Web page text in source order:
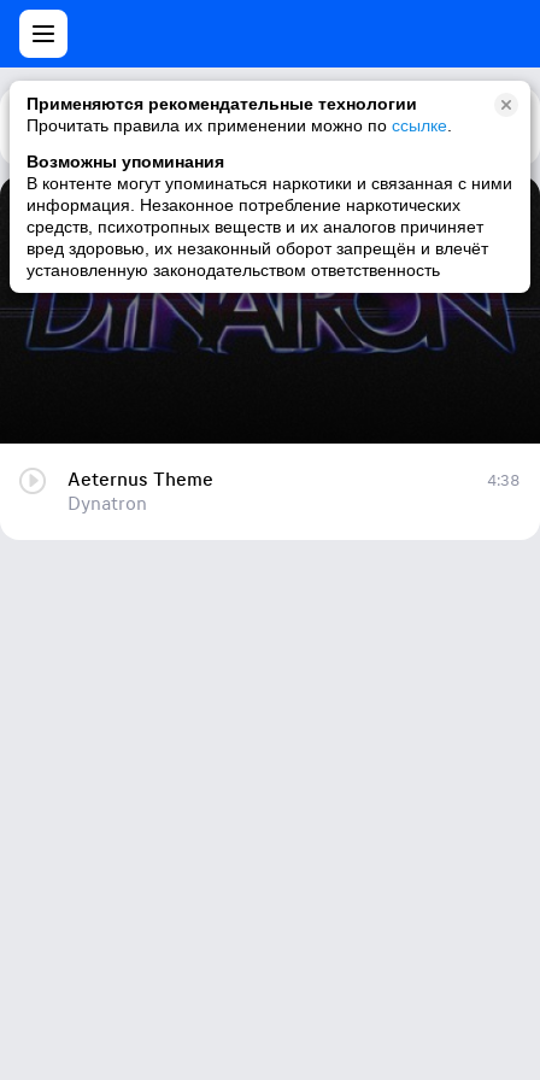
Применяются рекомендательные технологии
Прочитать правила их применении можно по ссылке
Возможны упоминания
В контенте могут упоминаться наркотики и связанная с ними
информация. Незаконное потребление наркотических
средств, психотропных веществ и их аналогов причиняет
вред здоровью, их незаконный оборот запрещён и влечёт
установленную законодательством ответственность
Каталог Рекомендации
Aeternus Theme
Dynatron
Aeternus Theme
Dynatron
4:38